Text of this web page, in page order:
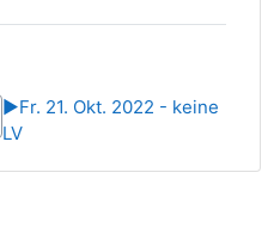
▶︎Fr. 21. Okt. 2022 - keine
LV